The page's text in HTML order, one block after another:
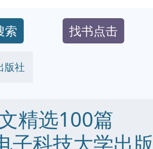
索 找书点击
版社
精选100篇
子科技大学出版